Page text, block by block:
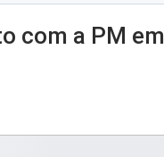
com a PM em